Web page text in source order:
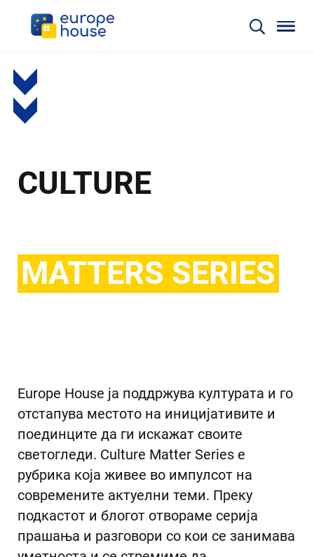
CULTURE
MATTERS SERIES
Europe House ja поддржува културата и го
отстапува местото на иницијативите и
поединците да ги искажат своите
светогледи. Culture Matter Series е
рубрика која живее во импулсот на
современите актуелни теми. Преку
подкастот и блогот отвораме серија
прашања и разговори со кои се занимава